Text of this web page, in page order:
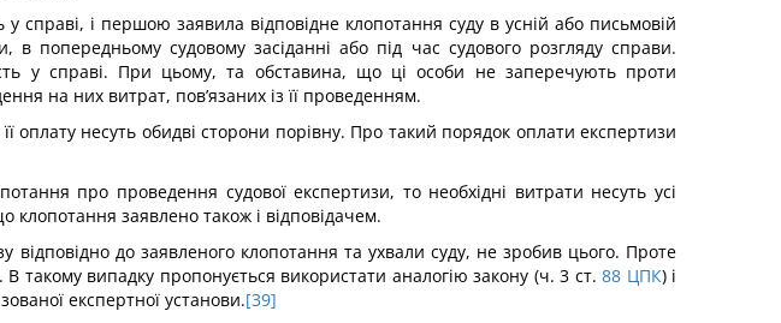
і першою заявила відповідне клопотання суду в усній або письмовій
попередньому судовому засіданні або під час судового розгляду справи.
у справі. При цьому, та обставина, що ці особи не заперечують проти
на них витрат, пов’язаних із її проведенням.
несуть обидві сторони порівну. Про такий порядок оплати експертизи
про проведення судової експертизи, то необхідні витрати несуть усі
заявлено також і відповідачем.
до заявленого клопотання та ухвали суду, не зробив цього. Проте
такому випадку пропонується використати аналогію закону (ч. 3 ст. 88 ЦПК) і
експертної установи.[39]